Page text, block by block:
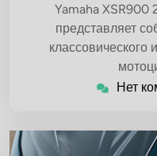
Yamaha XSR900
представляет
классовического
Нет